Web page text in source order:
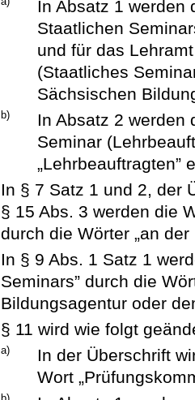
In Absatz 1 werden
Staatlichen
und für das
(Staatliches
Sächsischen
b)
In Absatz 2 werden
Seminar
„Lehrbeauftragten”
In § 7 Satz 1 und 2, der
§ 15 Abs. 3 werden die
durch die Wörter „an
In § 9 Abs. 1 Satz 1
Seminars” durch die
Bildungsagentur oder
§ 11 wird wie folgt
a)
In der Überschrift
Wort